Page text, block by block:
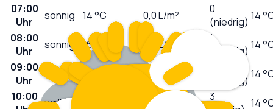
07:00
Uhr
sonnig 14°C 0,0L/m²
0
(niedrig) 14
08:00
Uhr
sonnig 16 L/m²
1
(niedrig) 14
09:00
Uhr
sonnig 19°C 0,0 L/m²
(niedrig) 14
10:00 wolkig 0,0
3
14